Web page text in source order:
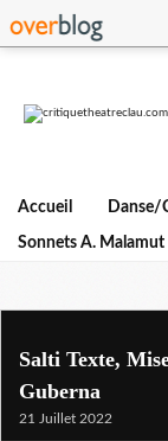
Accueil Danse/
Sonnets A. Malamut
Salti Texte,
Guberna
21 Juillet 2022